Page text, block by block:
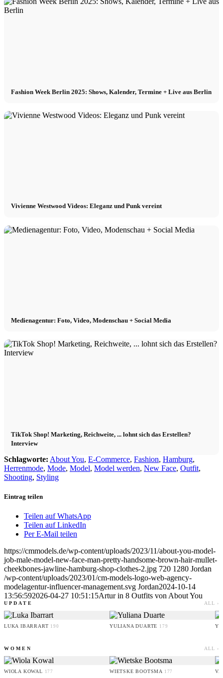
Fashion Week Berlin 2025: Shows, Kalender, Termine + Live aus Berlin
Vivienne Westwood Videos: Eleganz und Punk vereint
Medienagentur: Foto, Video, Modenschau + Social Media
TikTok Shop! Marketing, Reichweite, ... lohnt sich das Erstellen?
Interview
Schlagworte: About You, E-Commerce, Fashion, Hamburg,
Herrenmode, Mode, Model, Model werden, New Face, Outfit,
Shooting, Styling
Eintrag teilen
Teilen auf WhatsApp
Teilen auf LinkedIn
Per E-Mail teilen
https://cmmodels.de/wp-content/uploads/2023/11/about-you-model-
job-male-model-new-face-man-pretty-handsome-brown-hair-mullet-
cheekbones-jawline-hamburg-shop-clothes-2.jpg 720 1280 Jordan
/wp-content/uploads/2023/01/cm-models-logo-web-agency-
modelagentur-influencer-management.svg Jordan2024-10-14
13:56:592026-04-27 10:51:15Artur in 8 Outfits von About You
UPDATE ALL ›
LUKA IBARRART 190 YULIANA DUARTE 179
WOMEN ALL ›
WIOLA KOWAL 177 WIETSKE BOOTSMA 177